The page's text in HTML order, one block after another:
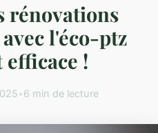
rénovations
l'éco-ptz
efficace !
•6 min de lecture